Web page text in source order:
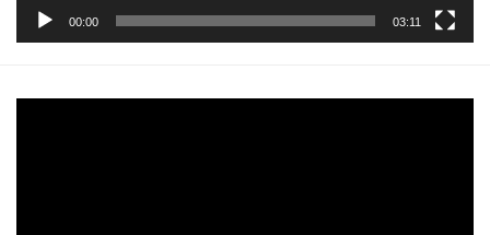
00:00 03:11